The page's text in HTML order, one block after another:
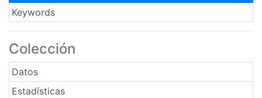
Keywords
Colección
Datos
Estadísticas